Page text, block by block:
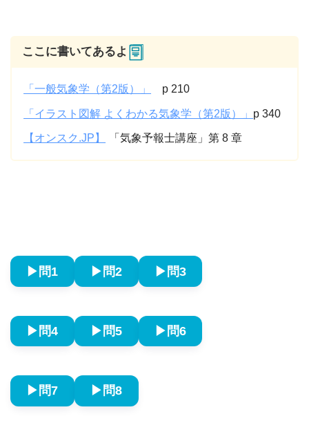
ここに書いてあるよ
「一般気象学（第2版）」 p 210
「イラスト図解 よくわかる気象学（第2版）」 p 340
【オンスク.JP】 「気象予報士講座」第 8 章
▶︎問1 ▶︎問2 ▶︎問3
▶︎問4 ▶︎問5 ▶︎問6
▶︎問7 ▶︎問8